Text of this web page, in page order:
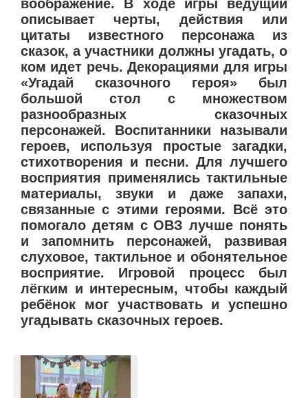
воображение. В ходе игры ведущий
описывает черты, действия или
цитаты известного персонажа из
сказок, а участники должны угадать, о
ком идет речь. Декорациями для игры
«Угадай сказочного героя» был
большой стол с множеством
разнообразных сказочных
персонажей. Воспитанники называли
героев, используя простые загадки,
стихотворения и песни. Для лучшего
восприятия применялись тактильные
материалы, звуки и даже запахи,
связанные с этими героями. Всё это
помогало детям с ОВЗ лучше понять
и запомнить персонажей, развивая
слуховое, тактильное и обонятельное
восприятие. Игровой процесс был
лёгким и интересным, чтобы каждый
ребёнок мог участвовать и успешно
угадывать сказочных героев.